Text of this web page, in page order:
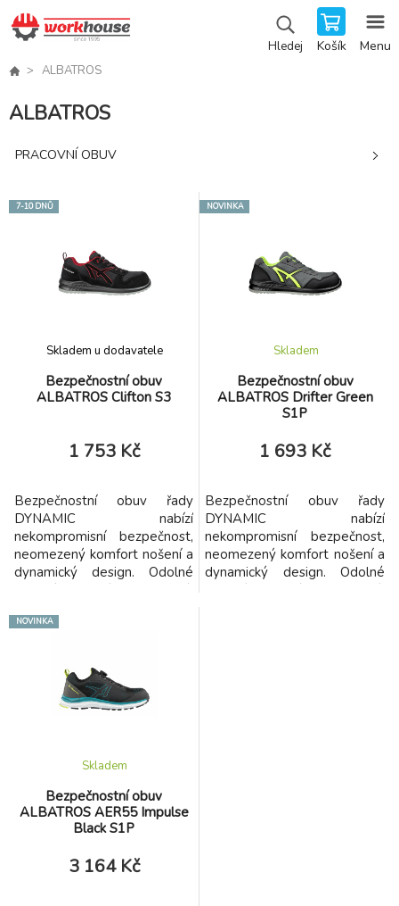
Hledej Košík Menu
ALBATROS
ALBATROS
PRACOVNÍ OBUV
7-10 DNŮ
Bezpečnostní obuv
ALBATROS Clifton S3
Skladem u dodavatele
1 753 Kč
Bezpečnostní obuv řady
DYNAMIC nabízí
nekompromisní bezpečnost,
neomezený komfort nošení a
dynamický design. Odolné
podešev spojují přesně ty
pro všestranné použití na
stavbě v řemesle, v logistice
nebo v průmyslu.
NOVINKA
Bezpečnostní obuv
ALBATROS Drifter Green
S1P
Skladem
1 693 Kč
Bezpečnostní obuv řady
DYNAMIC nabízí
nekompromisní bezpečnost,
neomezený komfort nošení a
dynamický design. Odolné
NOVINKA
Bezpečnostní obuv
ALBATROS AER55 Impulse
Black S1P
Skladem
3 164 Kč